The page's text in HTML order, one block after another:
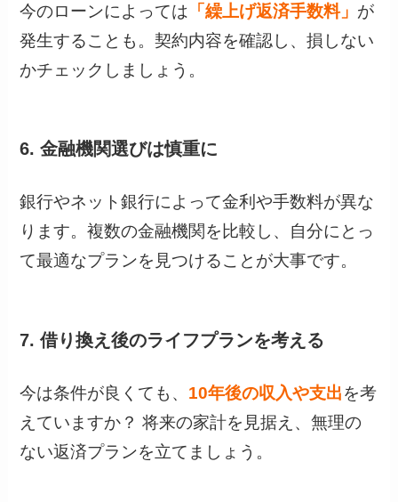
今のローンによっては 「繰上げ返済手数料」 が
発生することも。契約内容を確認し、損しない
かチェックしましょう。
6. 金融機関選びは慎重に
銀行やネット銀行によって金利や手数料が異な
ります。複数の金融機関を比較し、自分にとっ
て最適なプランを見つけることが大事です。
7. 借り換え後のライフプランを考える
今は条件が良くても、 10年後の収入や支出を考
えていますか？ 将来の家計を見据え、無理の
ない返済プランを立てましょう。